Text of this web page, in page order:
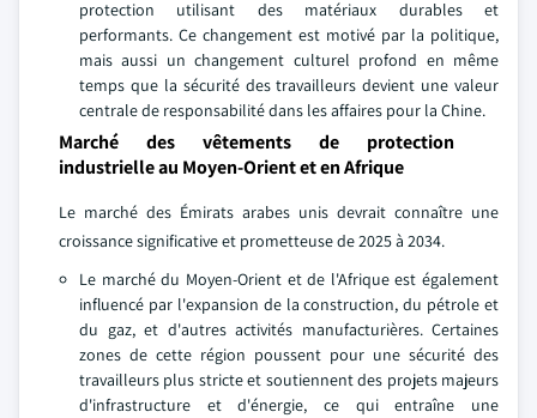
protection utilisant des matériaux durables et
performants. Ce changement est motivé par la politique,
mais aussi un changement culturel profond en même
temps que la sécurité des travailleurs devient une valeur
centrale de responsabilité dans les affaires pour la Chine.
Marché des vêtements de protection
industrielle au Moyen-Orient et en Afrique
Le marché des Émirats arabes unis devrait connaître une
croissance significative et prometteuse de 2025 à 2034.
Le marché du Moyen-Orient et de l'Afrique est également
influencé par l'expansion de la construction, du pétrole et
du gaz, et d'autres activités manufacturières. Certaines
zones de cette région poussent pour une sécurité des
travailleurs plus stricte et soutiennent des projets majeurs
d'infrastructure et d'énergie, ce qui entraîne une